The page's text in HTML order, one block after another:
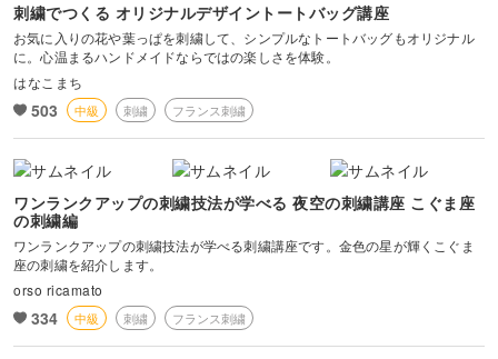
刺繍でつくる オリジナルデザイントートバッグ講座
お気に入りの花や葉っぱを刺繍して、シンプルなトートバッグもオリジナル
に。心温まるハンドメイドならではの楽しさを体験。
はなこまち
503 中級 刺繍 フランス刺繍
ワンランクアップの刺繍技法が学べる 夜空の刺繍講座 こぐま座
の刺繍編
ワンランクアップの刺繍技法が学べる刺繍講座です。金色の星が輝くこぐま
座の刺繍を紹介します。
orso ricamato
334 中級 刺繍 フランス刺繍